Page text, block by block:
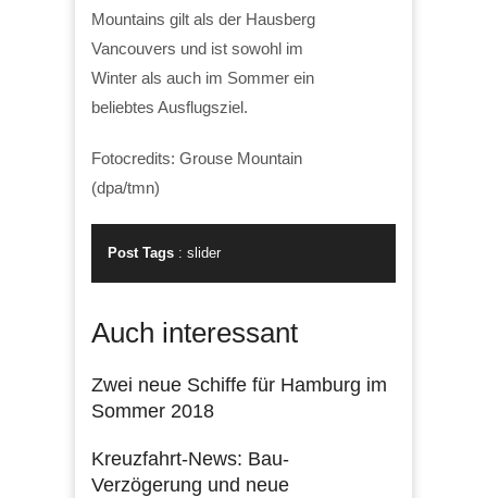
Mountains gilt als der Hausberg
Vancouvers und ist sowohl im
Winter als auch im Sommer ein
beliebtes Ausflugsziel.
Fotocredits: Grouse Mountain
(dpa/tmn)
Post Tags : slider
Auch interessant
Zwei neue Schiffe für Hamburg im
Sommer 2018
Kreuzfahrt-News: Bau-
Verzögerung und neue